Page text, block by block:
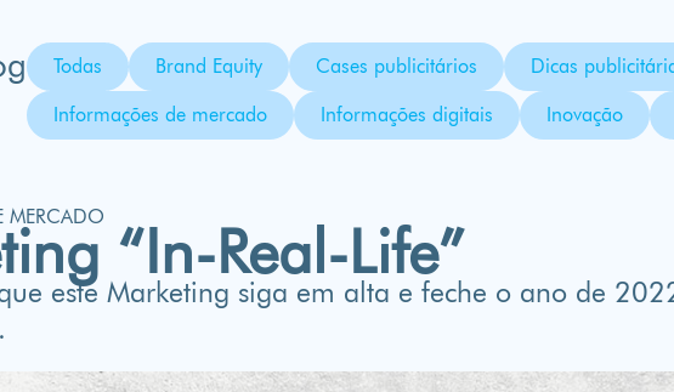
Todas Brand Equity Cases publicitários Dicas
Informações de mercado Informações digitais Inovação
MERCADO“In-Real-Life”
este Marketing siga em alta e feche o ano de